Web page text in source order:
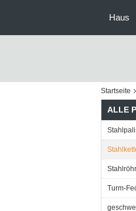
Haus
Startseite
ALLE
Turm-